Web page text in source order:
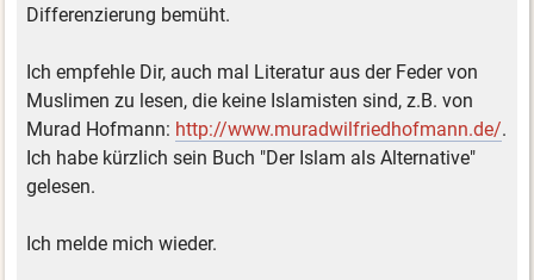
Differenzierung bemüht.
Ich empfehle Dir, auch mal Literatur aus der Feder von
Muslimen zu lesen, die keine Islamisten sind, z.B. von
Murad Hofmann: http://www.muradwilfriedhofmann.de/.
Ich habe kürzlich sein Buch "Der Islam als Alternative"
gelesen.
Ich melde mich wieder.